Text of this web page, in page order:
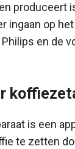
produceert
ingaan op
en de
is een
te zetten